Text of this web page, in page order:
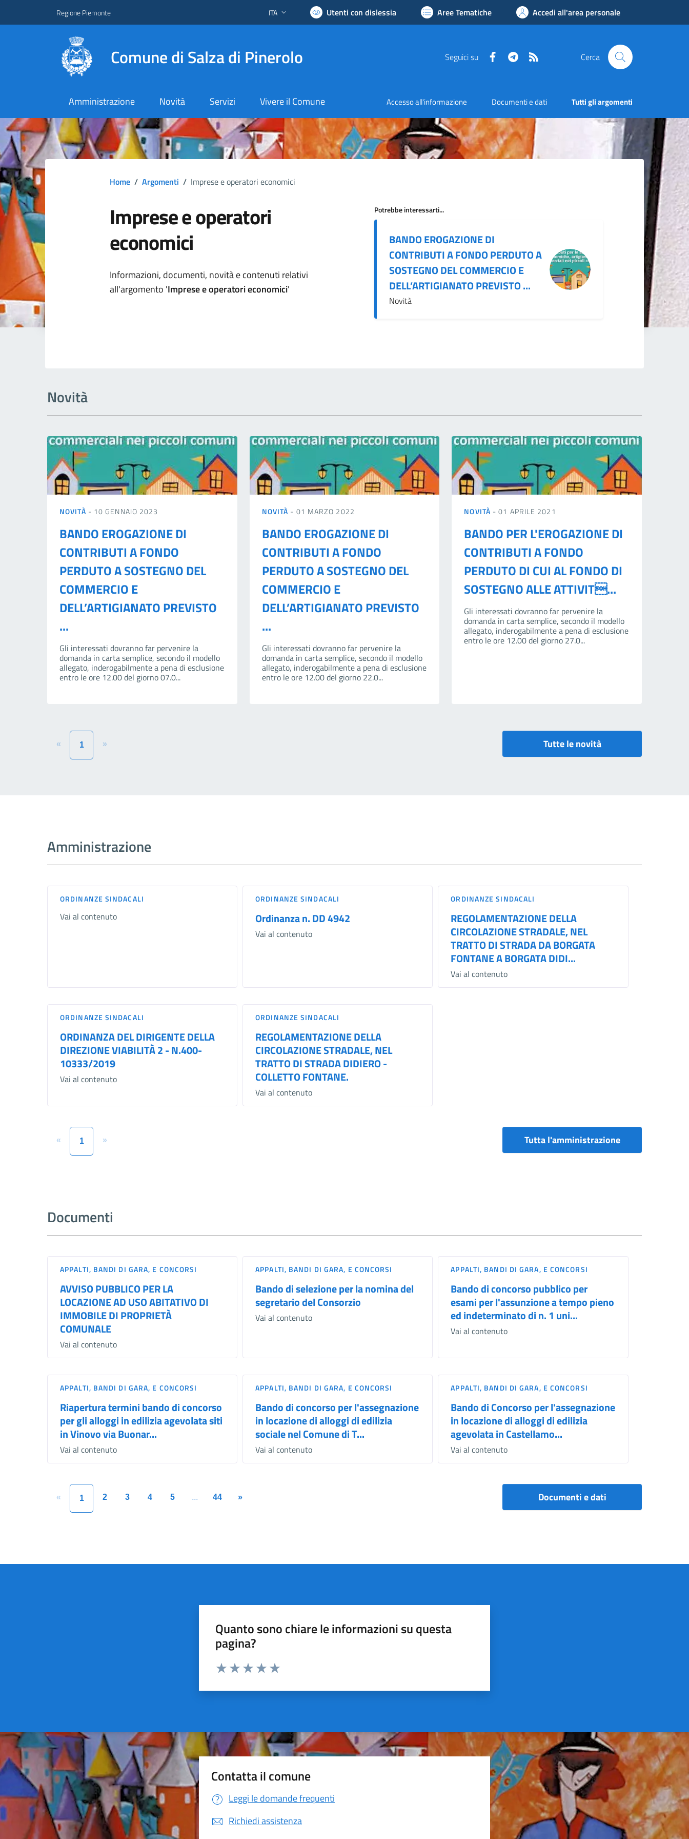
Regione Piemonte Lingua attiva:
ITA Utenti con dislessia Aree Tematiche Accedi all'area personale
Comune di Salza di Pinerolo Seguici su FacebookTelegram Cerca
Amministrazione Novità Servizi Vivere il Comune Accesso all'informazione Documenti e dati Tutti gli argomenti
Home / Argomenti / Imprese e operatori economici
Imprese e operatori
economici
Dettagli argomento
Informazioni, documenti, novità e contenuti relativi
all'argomento 'Imprese e operatori economici'
Potrebbe interessarti...
BANDO EROGAZIONE DI
CONTRIBUTI A FONDO PERDUTO A
SOSTEGNO DEL COMMERCIO E
DELL’ARTIGIANATO PREVISTO ...
Novità
Novità
NOVITÀ - 10 GENNAIO 2023
BANDO EROGAZIONE DI
CONTRIBUTI A FONDO
PERDUTO A SOSTEGNO DEL
COMMERCIO E
DELL’ARTIGIANATO PREVISTO
...
Gli interessati dovranno far pervenire la
domanda in carta semplice, secondo il modello
allegato, inderogabilmente a pena di esclusione
entro le ore 12.00 del giorno 07.0...
NOVITÀ - 01 MARZO 2022
BANDO EROGAZIONE DI
CONTRIBUTI A FONDO
PERDUTO A SOSTEGNO DEL
COMMERCIO E
DELL’ARTIGIANATO PREVISTO
...
Gli interessati dovranno far pervenire la
domanda in carta semplice, secondo il modello
allegato, inderogabilmente a pena di esclusione
entro le ore 12.00 del giorno 22.0...
NOVITÀ - 01 APRILE 2021
BANDO PER L'EROGAZIONE DI
CONTRIBUTI A FONDO
PERDUTO DI CUI AL FONDO DI
SOSTEGNO ALLE ATTIVIT...
Gli interessati dovranno far pervenire la
domanda in carta semplice, secondo il modello
allegato, inderogabilmente a pena di esclusione
entro le ore 12.00 del giorno 27.0...
« 1 » Tutte le novità
Amministrazione
ORDINANZE SINDACALI
Vai al contenuto
ORDINANZE SINDACALI
Ordinanza n. DD 4942
Vai al contenuto
ORDINANZE SINDACALI
REGOLAMENTAZIONE DELLA
CIRCOLAZIONE STRADALE, NEL
TRATTO DI STRADA DA BORGATA
FONTANE A BORGATA DIDI...
Vai al contenuto
ORDINANZE SINDACALI
ORDINANZA DEL DIRIGENTE DELLA
DIREZIONE VIABILITÀ 2 - N.400-
10333/2019
Vai al contenuto
ORDINANZE SINDACALI
REGOLAMENTAZIONE DELLA
CIRCOLAZIONE STRADALE, NEL
TRATTO DI STRADA DIDIERO -
COLLETTO FONTANE.
Vai al contenuto
« 1 » Tutta l'amministrazione
Documenti
APPALTI, BANDI DI GARA, E CONCORSI
AVVISO PUBBLICO PER LA
LOCAZIONE AD USO ABITATIVO DI
IMMOBILE DI PROPRIETÀ
COMUNALE
Vai al contenuto
APPALTI, BANDI DI GARA, E CONCORSI
Bando di selezione per la nomina del
segretario del Consorzio
Vai al contenuto
APPALTI, BANDI DI GARA, E CONCORSI
Bando di concorso pubblico per
esami per l'assunzione a tempo pieno
ed indeterminato di n. 1 uni...
Vai al contenuto
APPALTI, BANDI DI GARA, E CONCORSI
Riapertura termini bando di concorso
per gli alloggi in edilizia agevolata siti
in Vinovo via Buonar...
Vai al contenuto
APPALTI, BANDI DI GARA, E CONCORSI
Bando di concorso per l'assegnazione
in locazione di alloggi di edilizia
sociale nel Comune di T...
Vai al contenuto
APPALTI, BANDI DI GARA, E CONCORSI
Bando di Concorso per l'assegnazione
in locazione di alloggi di edilizia
agevolata in Castellamo...
Vai al contenuto
« 1 2 3 4 5 ... 44 » Documenti e dati
Quanto sono chiare le informazioni su questa
pagina?
Valuta da 1 a 5 stelle la pagina
Contatta il comune
Leggi le domande frequenti
Richiedi assistenza